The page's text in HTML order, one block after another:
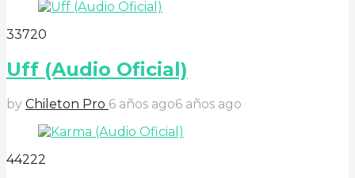
33720
Uff (Audio Oficial)
by Chileton Pro 6 años ago6 años ago
44222